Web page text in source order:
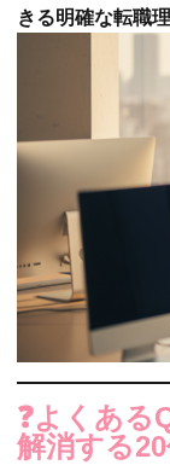
きる明確な転職
❓よくあ
解消する